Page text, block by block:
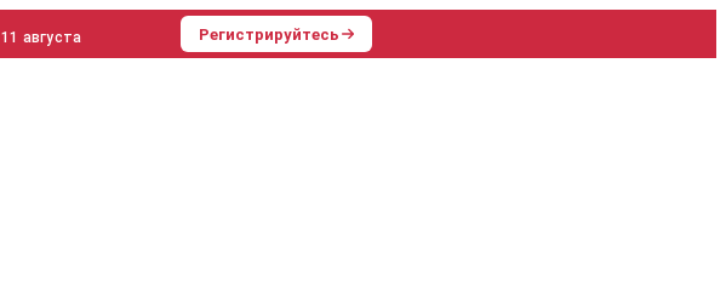
11 августа Регистрируйтесь